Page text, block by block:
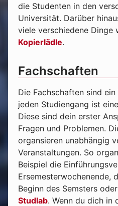
die Studenten in den
Universität. Darüber
viele verschiedene Dinge
Kopierlädle.
Fachschaften
Die Fachschaften sind
jeden Studiengang ist
Diese sind dein erster
Fragen und Problemen.
organsieren unabhängig
Veranstaltungen. So
Beispiel die
Ersemesterwochenende,
Beginn des Semsters
Studlab. Wenn du dich in